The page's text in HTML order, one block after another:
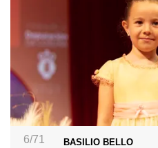
6/71 BASILIO BELLO